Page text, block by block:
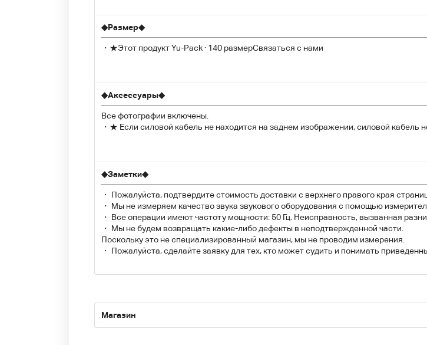
◆Размер◆
・★Этот продукт Yu-Pack · 140 размерСвязаться с нами
◆Аксессуары◆
Все фотографии включены.
・★ Если силовой кабель не находится на заднем изображении, силовой кабель
◆Заметки◆
・ Пожалуйста, подтвердите стоимость доставки с верхнего правого края
・ Мы не измеряем качество звука звукового оборудования с помощью
・ Все операции имеют частоту мощности: 50 Гц. Неисправность, вызванная
・ Мы не будем возвращать какие-либо дефекты в неподтвержденной части.
Поскольку это не специализированный магазин, мы не проводим измерения.
・ Пожалуйста, сделайте заявку для тех, кто может судить и понимать
Магазин